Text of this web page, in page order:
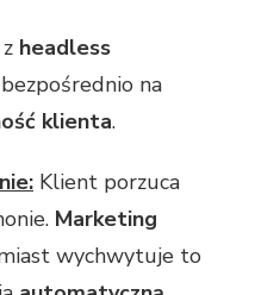
headless
na
klienta.
Klient porzuca
Marketing
wychwytuje to